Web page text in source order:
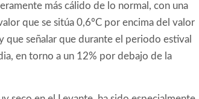
más cálido de lo normal, con una
que se sitúa 0,6ºC por encima del valor
que señalar que durante el periodo estival
en torno a un 12% por debajo de la